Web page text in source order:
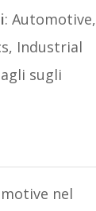
: Automotive,
Industrial
sugli
nel